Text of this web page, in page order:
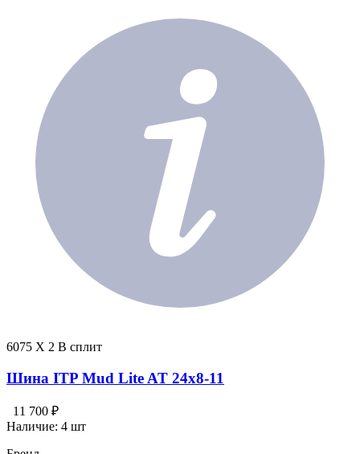
6075 X 2 В сплит
Шина ITP Mud Lite AT 24x8-11
11 700 ₽
Наличие: 4 шт